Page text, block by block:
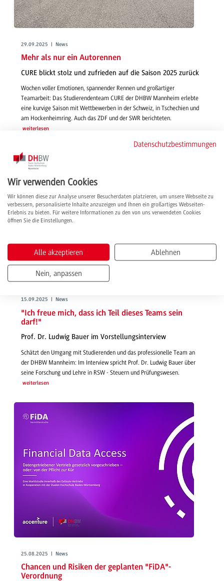
29.09.2025 | News
Mehr als nur ein Autorennen
CURE blickt stolz und zufrieden auf die Saison 2025 zurück
Wochen voller Emotionen, spannender Rennen und großartiger
Teamarbeit: Das Studierendenteam CURE der DHBW Mannheim erlebte
eine kurvige Saison mit Wettbewerben in der Schweiz, in Tschechien und
am Hockenheimring. Auch das ZDF und der SWR berichteten.
weiterlesen
15.09.2025 | News
"Ich freue mich, dass ich Teil dieses Teams sein
darf!"
Prof. Dr. Ludwig Bauer im Vorstellungsinterview
Schätzt den Umgang mit Studierenden und das professionelle Team an
der DHBW Mannheim: Im Interview spricht Prof. Dr. Ludwig Bauer über
seine Forschung und Lehre in RSW - Steuern und Prüfungswesen.
weiterlesen
25.08.2025 | News
Chancen und Risiken der geplanten "FiDA"-
Verordnung
Datenschutzbestimmungen
Wir verwenden Cookies
Wir können diese zur Analyse unserer Besucherdaten platzieren, um unsere Webseite zu
verbessern, personalisierte Inhalte anzuzeigen und Ihnen ein großartiges Webseiten-
Erlebnis zu bieten. Für weitere Informationen zu den von uns verwendeten Cookies
öffnen Sie die Einstellungen.
Alle akzeptieren Ablehnen
Nein, anpassen